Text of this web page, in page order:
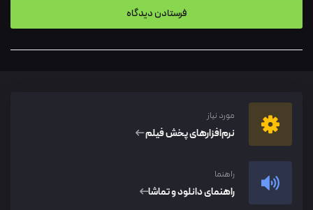
مورد نیاز
نرم‌افزار‌های پخش فیلم
راهنما
راهنمای دانلود و تماشا